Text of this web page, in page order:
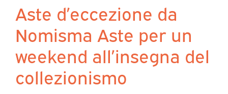
Aste d’eccezione da
Nomisma Aste per un
weekend all’insegna del
collezionismo